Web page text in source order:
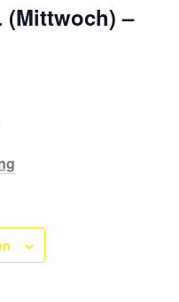
(Mittwoch) –